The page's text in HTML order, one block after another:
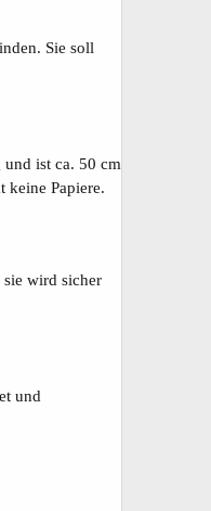
Sie soll
ist ca. 50 cm
keine Papiere.
sie wird sicher
und